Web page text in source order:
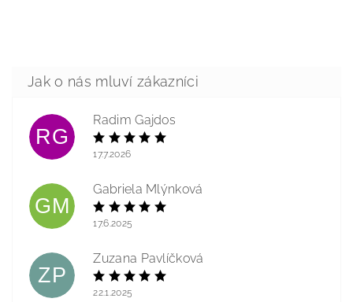
RG
Radim Gajdos
17.7.2026
GM
Gabriela Mlýnková
17.6.2025
ZP
Zuzana Pavlíčková
22.1.2025